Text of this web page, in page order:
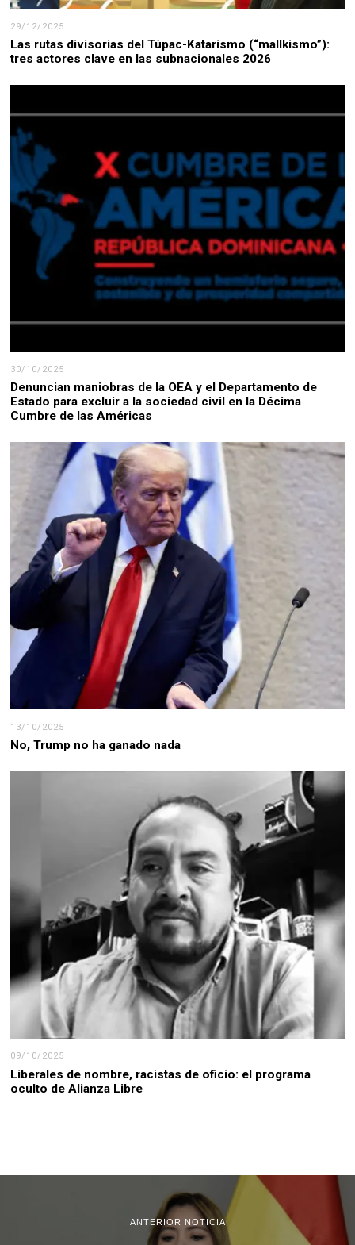
29/12/2025
Las rutas divisorias del Túpac-Katarismo (“mallkismo”):
tres actores clave en las subnacionales 2026
30/10/2025
Denuncian maniobras de la OEA y el Departamento de
Estado para excluir a la sociedad civil en la Décima
Cumbre de las Américas
13/10/2025
No, Trump no ha ganado nada
09/10/2025
Liberales de nombre, racistas de oficio: el programa
oculto de Alianza Libre
ANTERIOR NOTICIA